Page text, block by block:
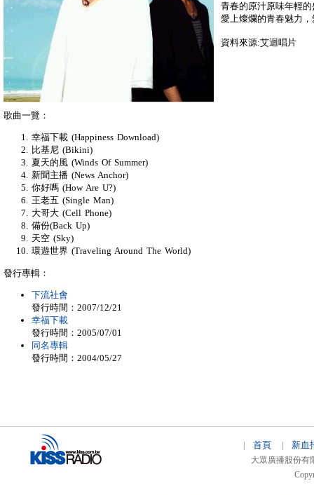
青春的原汁原味年輕
愛上燦爛的青春魅力
資料來源:艾迴唱片
歌曲一覽：
幸福下載 (Happiness Download)
比基尼 (Bikini)
夏天的風 (Winds Of Summer)
新聞主播 (News Anchor)
你好嗎 (How Are U?)
王老五 (Single Man)
大哥大 (Cell Phone)
備份(Back Up)
天空 (Sky)
環遊世界 (Traveling Around The World)
發行專輯：
下流社會
發行時間：2007/12/21
幸福下載
發行時間：2005/07/01
同名專輯
發行時間：2004/05/27
首頁 新血
大眾廣播股份有